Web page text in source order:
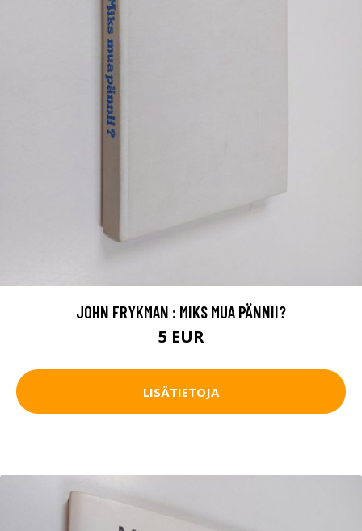
JOHN FRYKMAN : MIKS MUA PÄNNII?
5 EUR
LISÄTIETOJA